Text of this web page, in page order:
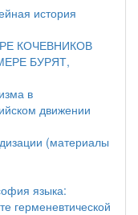
история
КОЧЕВНИКОВ
БУРЯТ,
в
движении
(материалы
языка:
герменевтической